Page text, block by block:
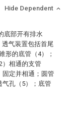
Hide Dependent
底部开有排水
气装置包括首尾
形的底管（4）；
）相通的支管
固定并相通；圆管
气孔（5）；底管